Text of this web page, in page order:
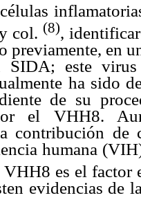
col. (8),
previamente, en
SIDA; este
ha sido
de su
el VHH8.
contribución
humana
VHH8 es el
evidencias de